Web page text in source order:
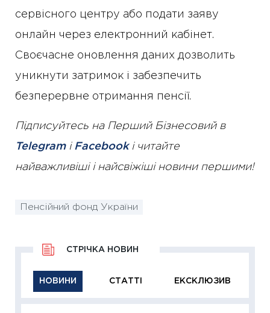
сервісного центру або подати заяву
онлайн через електронний кабінет.
Своєчасне оновлення даних дозволить
уникнути затримок і забезпечить
безперервне отримання пенсії.
Підписуйтесь на Перший Бізнесовий в
Telegramі Facebookі читайте
найважливіші і найсвіжіші новини першими!
Пенсійний фонд України
НОВИНИ СТАТТІ ЕКСКЛЮЗИВ
СТРІЧКА НОВИН